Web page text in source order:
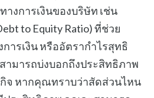
างการเงินของบริษัท เช่น
to Equity Ratio) ที่ช่วย
ารเงิน หรืออัตรากำไรสุทธิ
ามารถบ่งบอกถึงประสิทธิภาพ
จ หากคุณทราบว่าสัดส่วนไหน